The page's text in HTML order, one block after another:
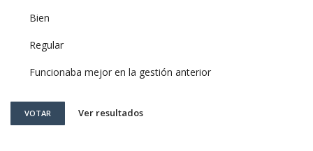
Bien
Regular
Funcionaba mejor en la gestión anterior
VOTAR Ver resultados